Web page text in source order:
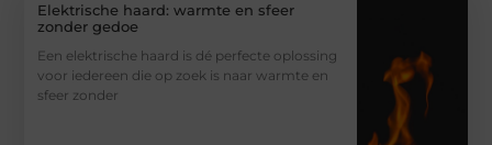
Elektrische haard: warmte en sfeer
zonder gedoe
Een elektrische haard is dé perfecte oplossing
voor iedereen die op zoek is naar warmte en
sfeer zonder